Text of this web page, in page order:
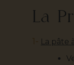
La
1- La pâte